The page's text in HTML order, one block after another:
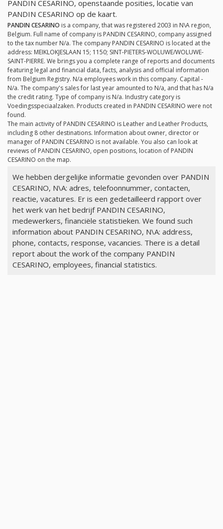
PANDIN CESARINO, openstaande posities, locatie van
PANDIN CESARINO op de kaart.
PANDIN CESARINO is a company, that was registered 2003 in N\A region,
Belgium. Full name of company is PANDIN CESARINO, company assigned
to the tax number N/a. The company PANDIN CESARINO is located at the
address: MEIKLOKJESLAAN 15; 1150; SINT-PIETERS-WOLUWE/WOLUWE-
SAINT-PIERRE. We brings you a complete range of reports and documents
featuring legal and financial data, facts, analysis and official information
from Belgium Registry. N/a employees work in this company. Capital -
N/a. The company's sales for last year amounted to N/a, and that has N/a
the credit rating. Type of company is N/a. Industry category is
Voedingsspeciaalzaken. Products created in PANDIN CESARINO were not
found.
The main activity of PANDIN CESARINO is Leather and Leather Products,
including 8 other destinations. Information about owner, director or
manager of PANDIN CESARINO is not available. You also can look at
reviews of PANDIN CESARINO, open positions, location of PANDIN
CESARINO on the map.
We hebben dergelijke informatie gevonden over PANDIN
CESARINO, N\A: adres, telefoonnummer, contacten,
reactie, vacatures. Er is een gedetailleerd rapport over
het werk van het bedrijf PANDIN CESARINO,
medewerkers, financiële statistieken. We found such
information about PANDIN CESARINO, N\A: address,
phone, contacts, response, vacancies. There is a detail
report about the work of the company PANDIN
CESARINO, employees, financial statistics.